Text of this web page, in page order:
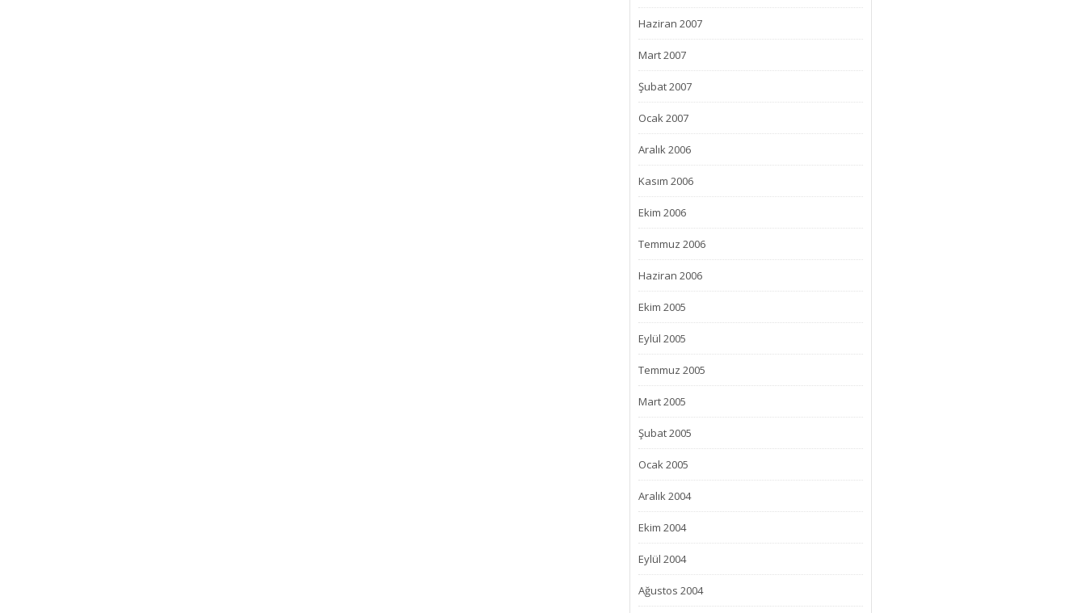
Haziran 2007
Mart 2007
Şubat 2007
Ocak 2007
Aralık 2006
Kasım 2006
Ekim 2006
Temmuz 2006
Haziran 2006
Ekim 2005
Eylül 2005
Temmuz 2005
Mart 2005
Şubat 2005
Ocak 2005
Aralık 2004
Ekim 2004
Eylül 2004
Ağustos 2004